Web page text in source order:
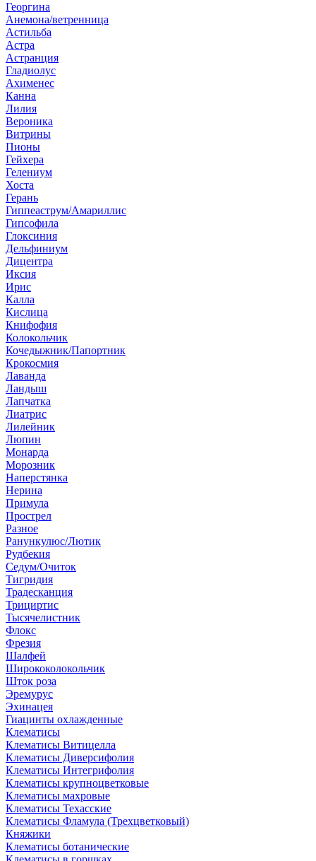
Георгина
Анемона/ветренница
Астильба
Астра
Астранция
Гладиолус
Ахименес
Канна
Лилия
Вероника
Витрины
Пионы
Гейхера
Гелениум
Хоста
Герань
Гиппеаструм/Амариллис
Гипсофила
Глоксиния
Дельфиниум
Дицентра
Иксия
Ирис
Калла
Кислица
Книфофия
Колокольчик
Кочедыжник/Папортник
Крокосмия
Лаванда
Ландыш
Лапчатка
Лиатрис
Лилейник
Люпин
Монарда
Морозник
Наперстянка
Нерина
Примула
Прострел
Разное
Ранункулюс/Лютик
Рудбекия
Седум/Очиток
Тигридия
Традесканция
Трициртис
Тысячелистник
Флокс
Фрезия
Шалфей
Ширококолокольчик
Шток роза
Эремурус
Эхинацея
Гиацинты охлажденные
Клематисы
Клематисы Витицелла
Клематисы Диверсифолия
Клематисы Интегрифолия
Клематисы крупноцветковые
Клематисы махровые
Клематисы Техасские
Клематисы Фламула (Трехцветковый)
Княжики
Клематисы ботанические